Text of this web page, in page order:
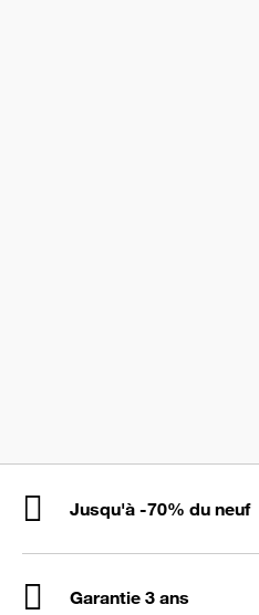
Jusqu'à -70% du neuf
Garantie 3 ans